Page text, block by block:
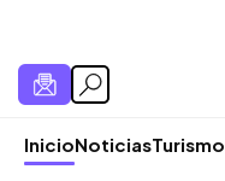
InicioNoticiasTurismo